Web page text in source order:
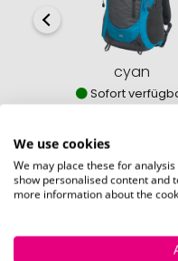
cyan
Sofort
So einfach
We use cookies
We may place these for
show personalised content and
more information about the